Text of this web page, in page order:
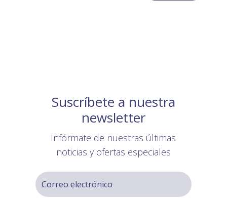
Suscríbete a nuestra
newsletter
Infórmate de nuestras últimas
noticias y ofertas especiales